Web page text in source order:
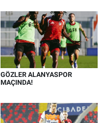
GÖZLER ALANYASPOR
MAÇINDA!